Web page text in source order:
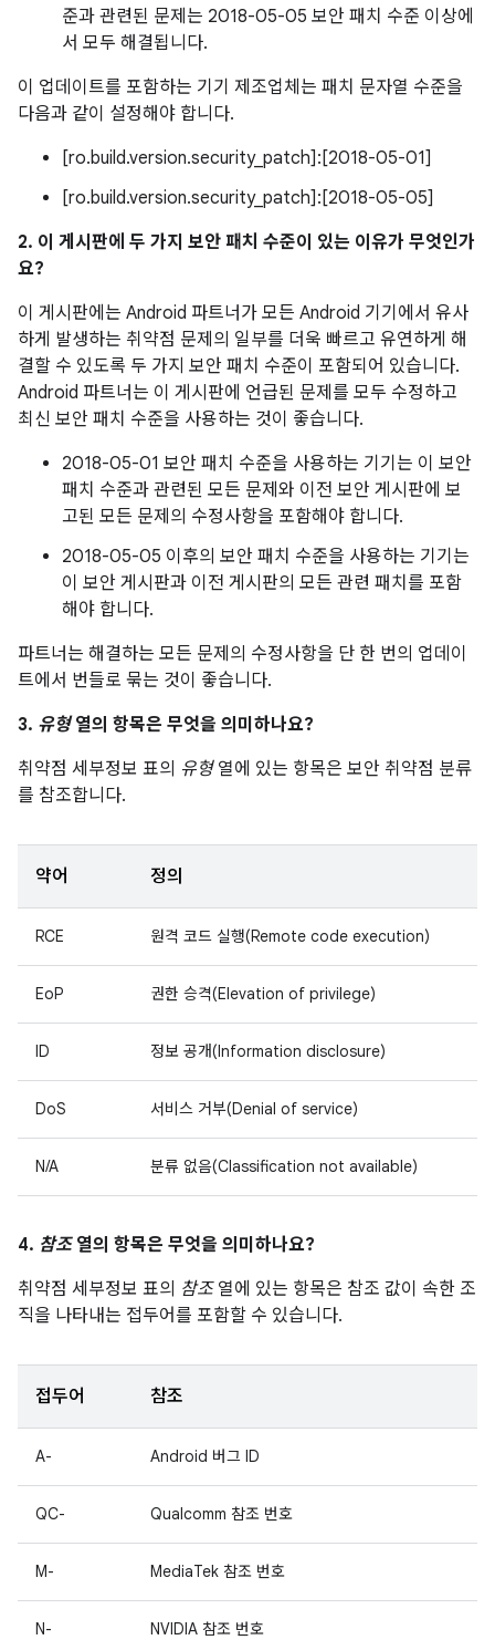
준과 관련된 문제는 2018-05-05 보안 패치 수준 이상에
서 모두 해결됩니다.
이 업데이트를 포함하는 기기 제조업체는 패치 문자열 수준을
다음과 같이 설정해야 합니다.
[ro.build.version.security_patch]:[2018-05-01]
[ro.build.version.security_patch]:[2018-05-05]
2. 이 게시판에 두 가지 보안 패치 수준이 있는 이유가 무엇인가
요?
이 게시판에는 Android 파트너가 모든 Android 기기에서 유사
하게 발생하는 취약점 문제의 일부를 더욱 빠르고 유연하게 해
결할 수 있도록 두 가지 보안 패치 수준이 포함되어 있습니다.
Android 파트너는 이 게시판에 언급된 문제를 모두 수정하고
최신 보안 패치 수준을 사용하는 것이 좋습니다.
2018-05-01 보안 패치 수준을 사용하는 기기는 이 보안
패치 수준과 관련된 모든 문제와 이전 보안 게시판에 보
고된 모든 문제의 수정사항을 포함해야 합니다.
2018-05-05 이후의 보안 패치 수준을 사용하는 기기는
이 보안 게시판과 이전 게시판의 모든 관련 패치를 포함
해야 합니다.
파트너는 해결하는 모든 문제의 수정사항을 단 한 번의 업데이
트에서 번들로 묶는 것이 좋습니다.
3. 유형열의 항목은 무엇을 의미하나요?
취약점 세부정보 표의 유형열에 있는 항목은 보안 취약점 분류
를 참조합니다.
약어 정의
RCE 원격 코드 실행(Remote code execution)
EoP 권한 승격(Elevation of privilege)
ID 정보 공개(Information disclosure)
DoS 서비스 거부(Denial of service)
N/A 분류 없음(Classification not available)
4. 참조열의 항목은 무엇을 의미하나요?
취약점 세부정보 표의 참조열에 있는 항목은 참조 값이 속한 조
직을 나타내는 접두어를 포함할 수 있습니다.
접두어 참조
A- Android 버그 ID
QC- Qualcomm 참조 번호
M- MediaTek 참조 번호
N- NVIDIA 참조 번호